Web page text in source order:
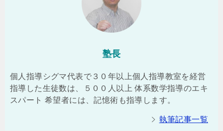
塾長
個人指導シグマ代表で３０年以上個人指導教室を経営
指導した生徒数は、５００人以上 体系数学指導のエキ
スパート 希望者には、記憶術も指導します。
執筆記事一覧